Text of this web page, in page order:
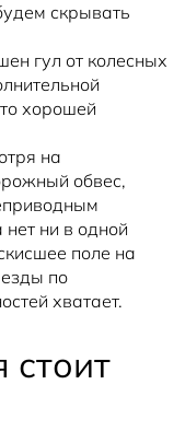
скрывать
гул от колесных
хорошей
на
обвес,
ни в одной
поле на
по
хватает.